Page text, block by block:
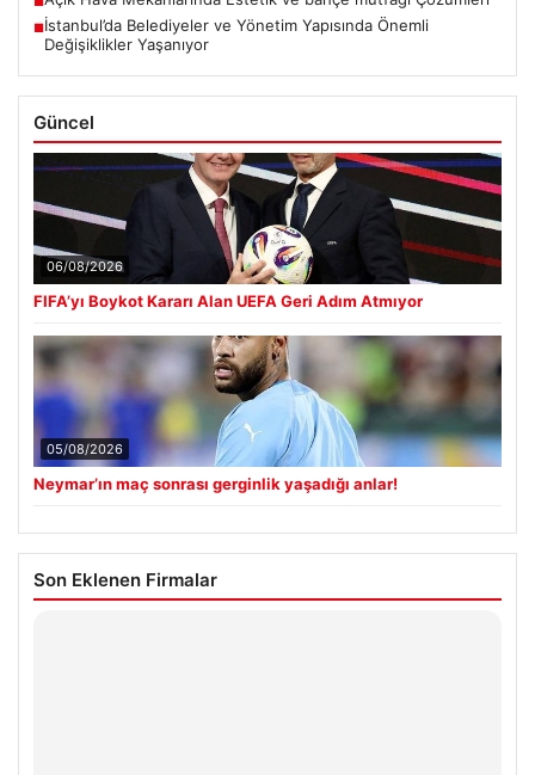
■İstanbul’da Belediyeler ve Yönetim Yapısında Önemli
Değişiklikler Yaşanıyor
Güncel
06/08/2026
FIFA’yı Boykot Kararı Alan UEFA Geri Adım Atmıyor
05/08/2026
Neymar’ın maç sonrası gerginlik yaşadığı anlar!
Son Eklenen Firmalar